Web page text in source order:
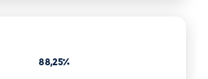
88,25%